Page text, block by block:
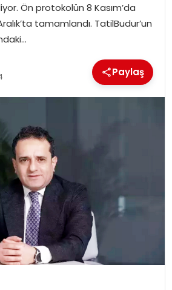
Ön protokolün 8 Kasım’da
tamamlandı. TatilBudur’un
Paylaş